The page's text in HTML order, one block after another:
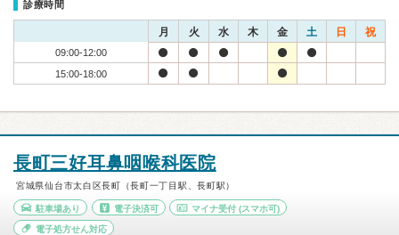
診療時間
月 火 水 木 金 土 日 祝
09:00-12:00
15:00-18:00
長町三好耳鼻咽喉科医院
宮城県仙台市太白区長町（長町一丁目駅、長町駅）
駐車場あり 電子決済可 マイナ受付 (スマホ可)
電子処方せん対応